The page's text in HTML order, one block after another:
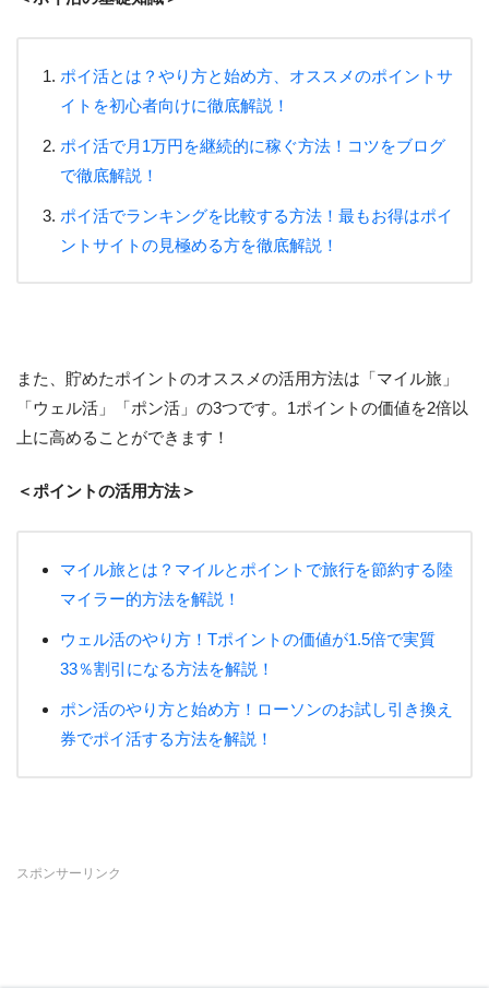
ポイ活とは？やり方と始め方、オススメのポイントサ
イトを初心者向けに徹底解説！
ポイ活で月1万円を継続的に稼ぐ方法！コツをブログ
で徹底解説！
ポイ活でランキングを比較する方法！最もお得はポイ
ントサイトの見極める方を徹底解説！
また、貯めたポイントのオススメの活用方法は「マイル旅」
「ウェル活」「ポン活」の3つです。1ポイントの価値を2倍以
上に高めることができます！
＜ポイントの活用方法＞
マイル旅とは？マイルとポイントで旅行を節約する陸
マイラー的方法を解説！
ウェル活のやり方！Tポイントの価値が1.5倍で実質
33％割引になる方法を解説！
ポン活のやり方と始め方！ローソンのお試し引き換え
券でポイ活する方法を解説！
スポンサーリンク